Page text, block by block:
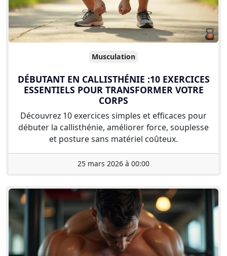
Musculation
DÉBUTANT EN CALLISTHÉNIE :10 EXERCICES
ESSENTIELS POUR TRANSFORMER VOTRE
CORPS
Découvrez 10 exercices simples et efficaces pour
débuter la callisthénie, améliorer force, souplesse
et posture sans matériel coûteux.
25 mars 2026 à 00:00